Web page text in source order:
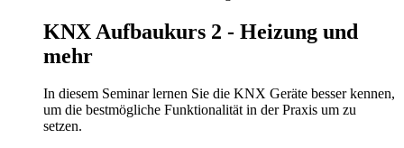
KNX Aufbaukurs 2 - Heizung und
mehr
In diesem Seminar lernen Sie die KNX Geräte besser kennen,
um die bestmögliche Funktionalität in der Praxis um zu
setzen.